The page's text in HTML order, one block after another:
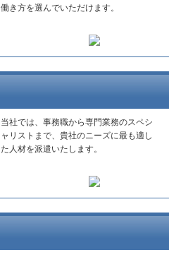
働き方を選んでいただけます。
当社では、事務職から専門業務のスペシ
ャリストまで、貴社のニーズに最も適し
た人材を派遣いたします。